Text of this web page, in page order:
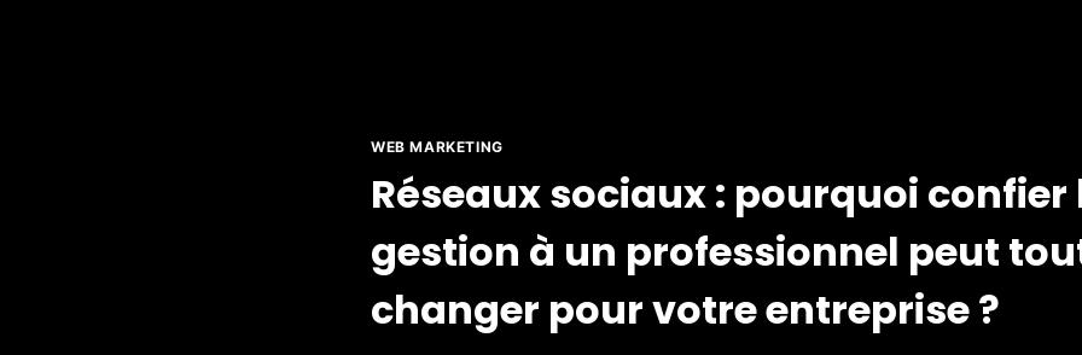
WEB MARKETING
Réseaux sociaux : pourquoi confier
gestion à un professionnel peut
changer pour votre entreprise ?